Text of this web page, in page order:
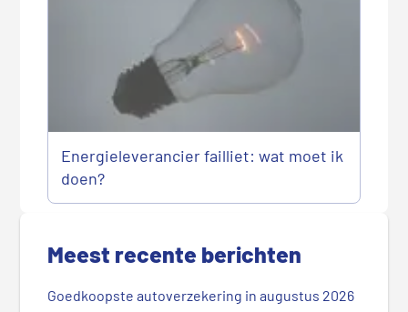
Energieleverancier failliet: wat moet ik
doen?
Meest recente berichten
Goedkoopste autoverzekering in augustus 2026